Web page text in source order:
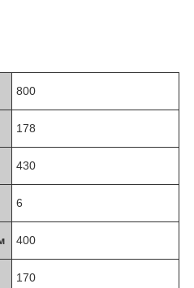
800
178
430
6
400
170